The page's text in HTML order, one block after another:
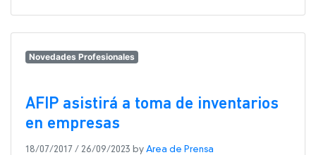
Novedades Profesionales
AFIP asistirá a toma de inventarios
en empresas
18/07/2017 / 26/09/2023 by Area de Prensa